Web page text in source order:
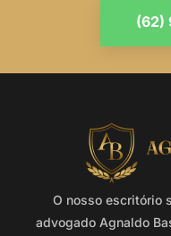
(62)
O nosso escritório
advogado Agnaldo